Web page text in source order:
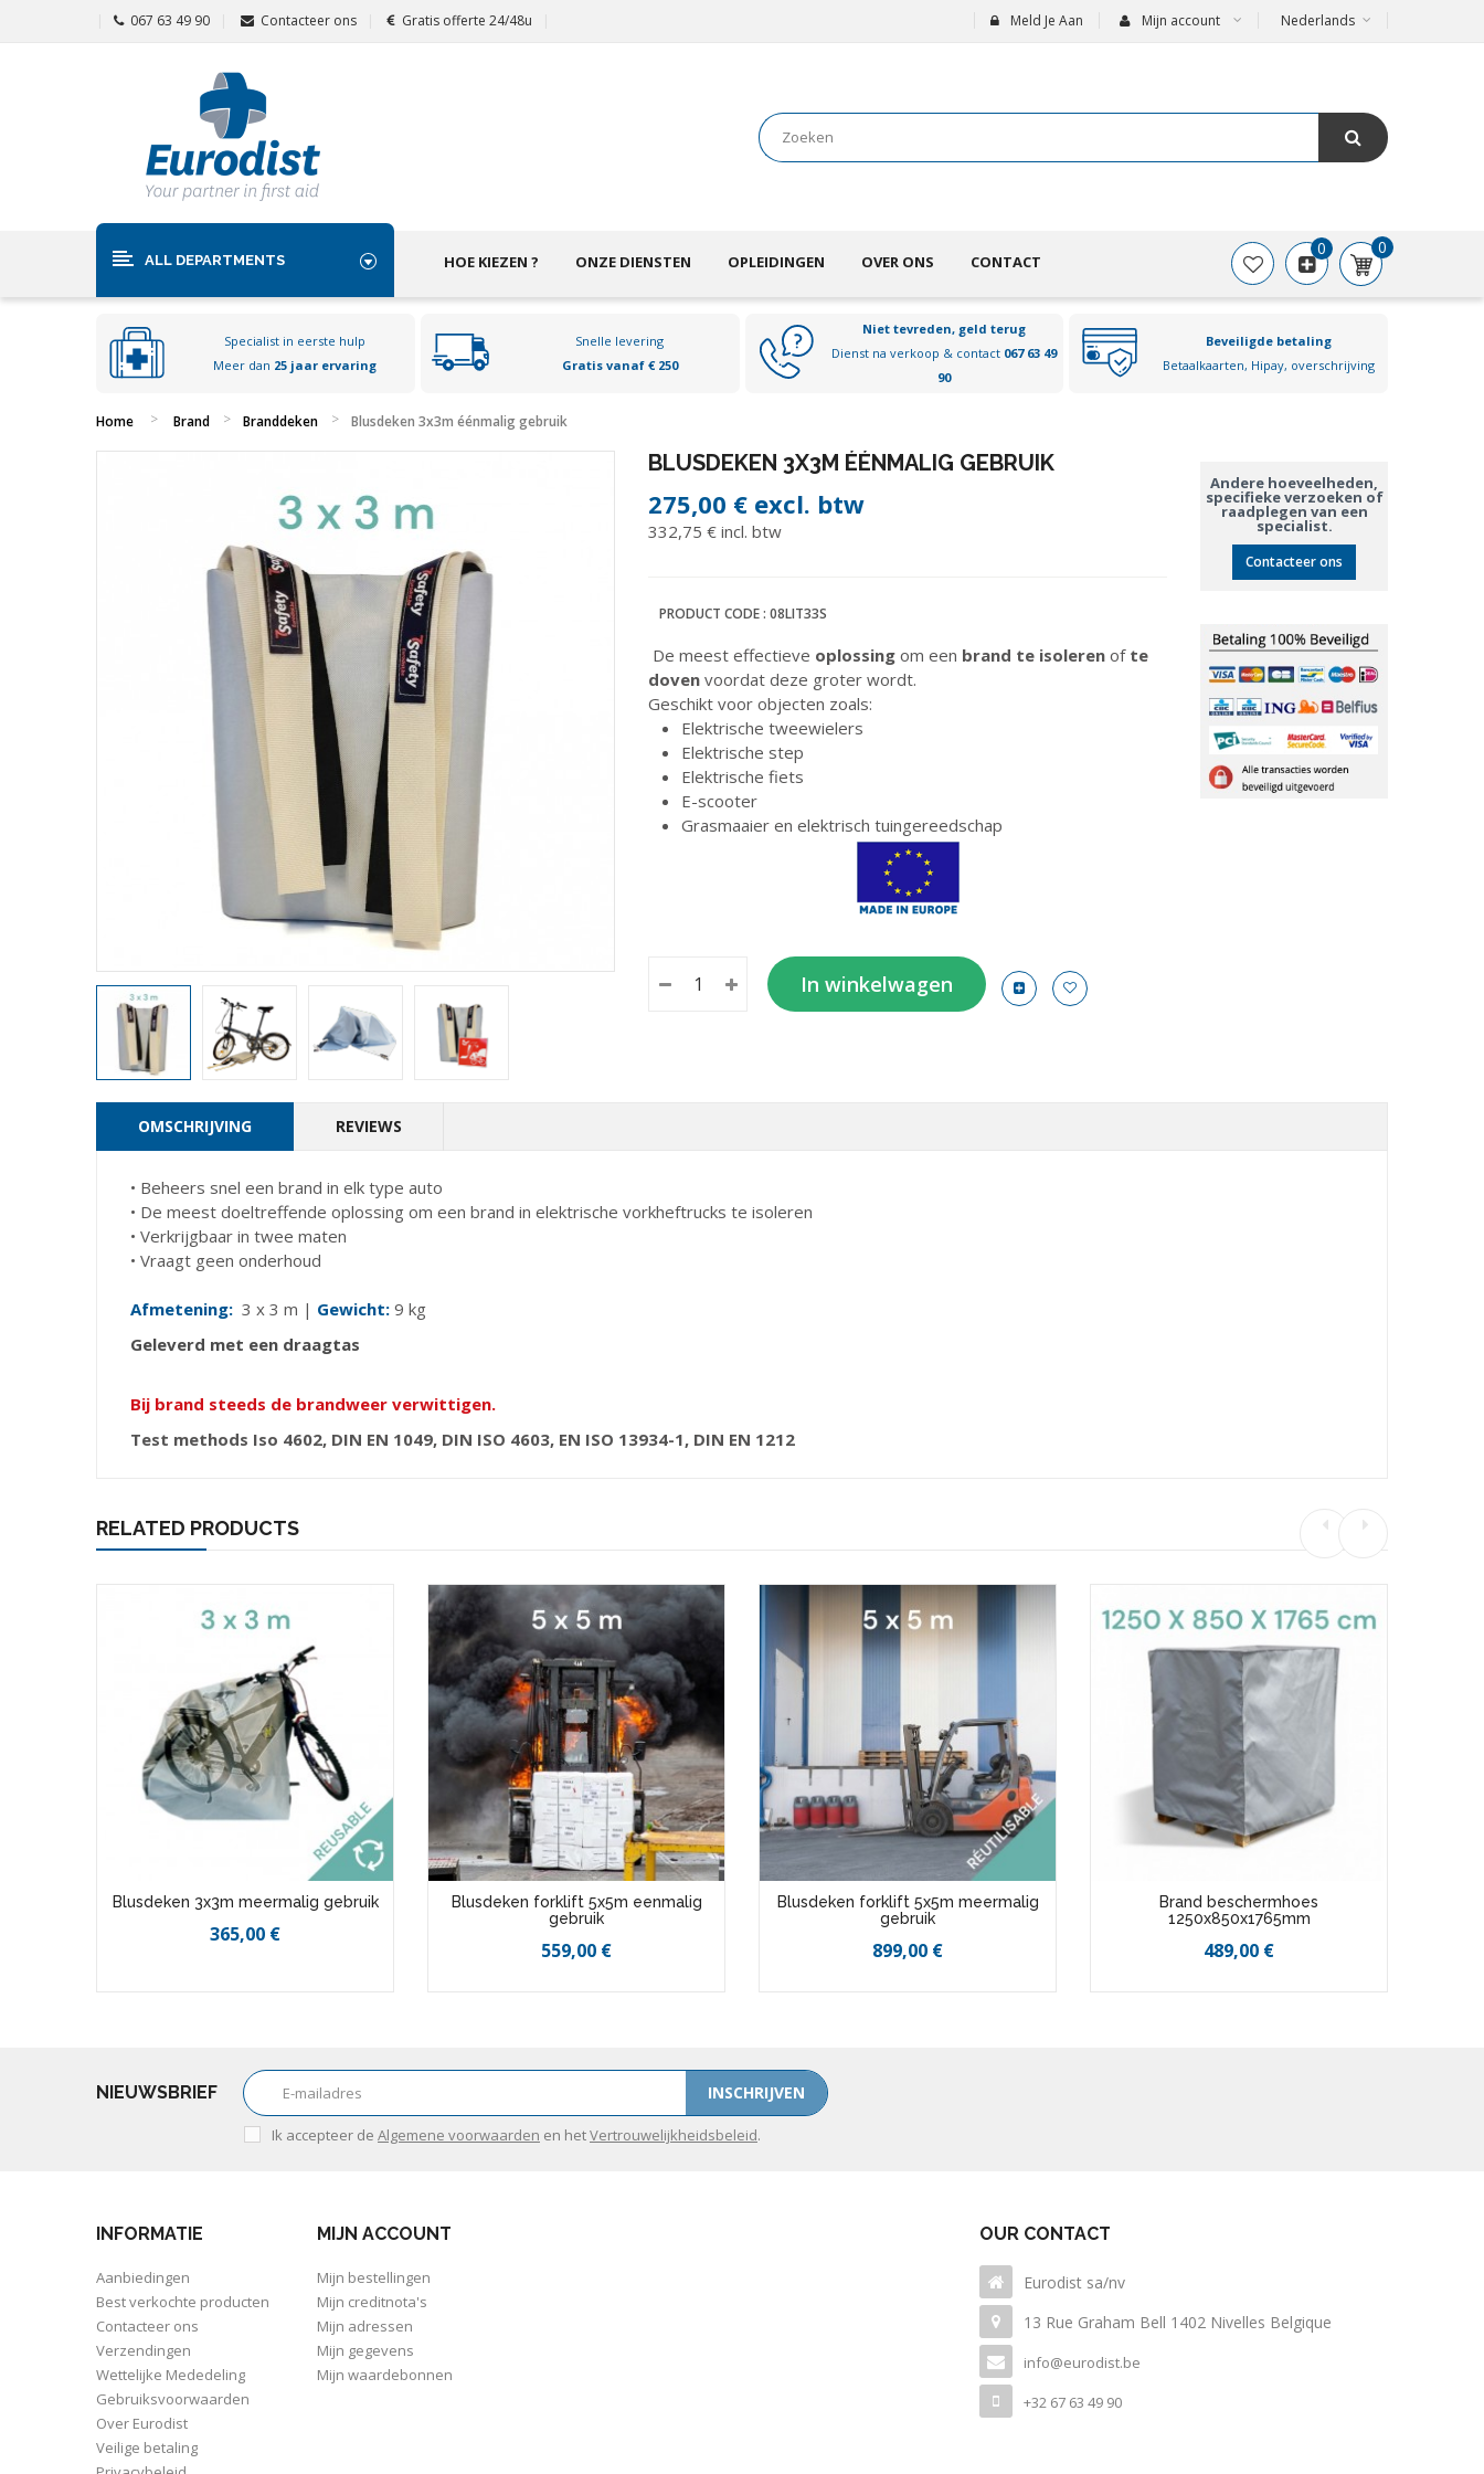
067 63 49 90 Contacteer ons Gratis offerte 24/48u Nederlands
Meld Je Aan Mijn account
ALL DEPARTMENTS HOE KIEZEN ? ONZE DIENSTEN OPLEIDINGEN OVER ONS CONTACT
0
0
Specialist in eerste hulp
Meer dan 25 jaar ervaring
Snelle levering
Gratis vanaf € 250
Niet tevreden, geld terug
Dienst na verkoop & contact 067 63 49
90
Beveiligde betaling
Betaalkaarten, Hipay, overschrijving
Home Brand Branddeken Blusdeken 3x3m éénmalig gebruik
BLUSDEKEN 3X3M ÉÉNMALIG GEBRUIK
275,00 € excl. btw
332,75 € incl. btw
PRODUCT CODE : 08LIT33S
De meest effectieve oplossing om een ​​brand te isoleren of te
doven voordat deze groter wordt.
Geschikt voor objecten zoals:
Elektrische tweewielers
Elektrische step
Elektrische fiets
E-scooter
Grasmaaier en elektrisch tuingereedschap
In winkelwagen
Andere hoeveelheden,
specifieke verzoeken of
raadplegen van een
specialist.
Contacteer ons
OMSCHRIJVING REVIEWS
• Beheers snel een brand in elk type auto
• De meest doeltreffende oplossing om een brand in elektrische vorkheftrucks te isoleren
• Verkrijgbaar in twee maten
• Vraagt geen onderhoud
Afmetening: 3 x 3 m | Gewicht: 9 kg
Geleverd met een draagtas
Bij brand steeds de brandweer verwittigen.
Test methods Iso 4602, DIN EN 1049, DIN ISO 4603, EN ISO 13934-1, DIN EN 1212
RELATED PRODUCTS
Blusdeken 3x3m meermalig gebruik
365,00 €
Blusdeken forklift 5x5m eenmalig
gebruik
559,00 €
Blusdeken forklift 5x5m meermalig
gebruik
899,00 €
Brand beschermhoes
1250x850x1765mm
489,00 €
NIEUWSBRIEF INSCHRIJVEN
Ik accepteer de Algemene voorwaarden en hetVertrouwelijkheidsbeleid.
INFORMATIE
Aanbiedingen
Best verkochte producten
Contacteer ons
Verzendingen
Wettelijke Mededeling
Gebruiksvoorwaarden
Over Eurodist
Veilige betaling
MIJN ACCOUNT
Mijn bestellingen
Mijn creditnota's
Mijn adressen
Mijn gegevens
Mijn waardebonnen
OUR CONTACT
Eurodist sa/nv
13 Rue Graham Bell 1402 Nivelles Belgique
info@eurodist.be
+32 67 63 49 90